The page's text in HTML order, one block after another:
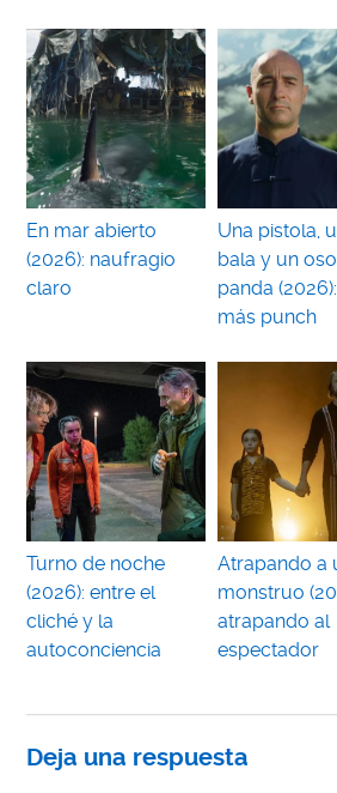
En mar abierto
(2026): naufragio
claro
Una pistola,
bala y un oso
panda
más punch
Turno de noche
(2026): entre el
cliché y la
autoconciencia
Atrapando a
monstruo
atrapando al
espectador
Deja una respuesta